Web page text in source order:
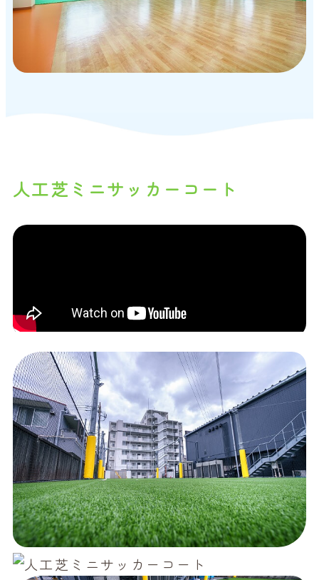
人工芝ミニサッカーコート